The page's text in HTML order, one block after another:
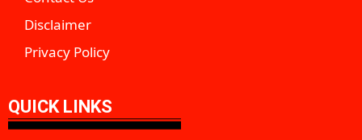
Disclaimer
Privacy Policy
QUICK LINKS